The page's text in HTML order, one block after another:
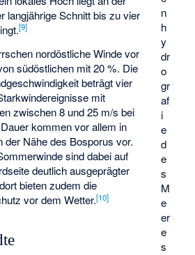
n
h
y
dr
o
gr
af
i
e
d
e
s
M
e
er
e
s
langjährige Schnitt bis zu vier
[9]
nordöstliche Winde vor
südöstlichen mit 20 %. Die
beträgt vier
mit
zwischen 8 und 25 m/s bei
kommen vor allem in
der Nähe des Bosporus vor.
sind dabei auf
deutlich ausgeprägter
bieten zudem die
vor dem Wetter.[10]